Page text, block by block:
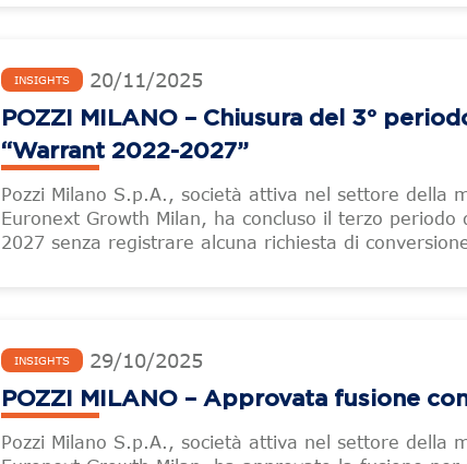
INSIGHTS 20/11/2025
POZZI MILANO – Chiusura del 3°
“Warrant 2022-2027”
Pozzi Milano S.p.A., società attiva nel settore della
Euronext Growth Milan, ha concluso il terzo
2027 senza registrare alcuna richiesta di
INSIGHTS 29/10/2025
POZZI MILANO – Approvata fusione
Pozzi Milano S.p.A., società attiva nel settore della